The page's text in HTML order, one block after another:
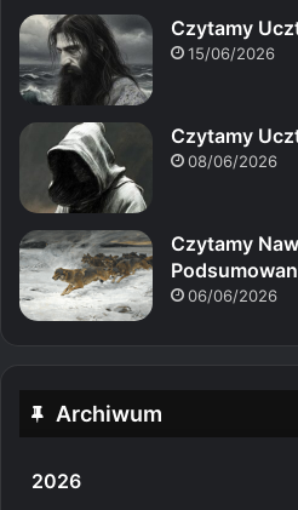
Czytamy
15/06/2026
Czytamy
08/06/2026
Czytamy
06/06/2026
Archiwum
2026